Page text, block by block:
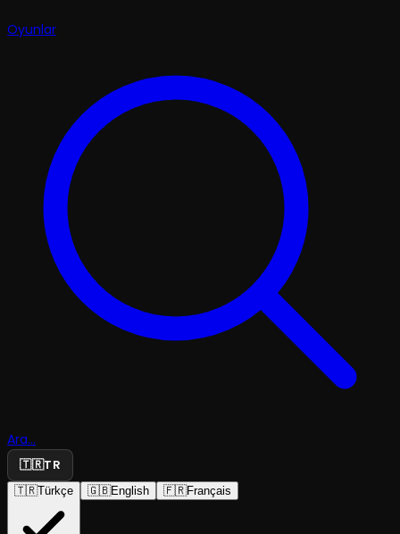
Oyunlar
Ara...
🇹🇷TR
🇹🇷Türkçe 🇬🇧English 🇫🇷Français